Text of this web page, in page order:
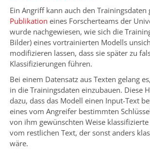
Ein Angriff kann auch den Trainingsdaten
Publikation eines Forscherteams der
wurde nachgewiesen, wie sich die
Bilder) eines vortrainierten Modells
modifizieren lassen, dass sie später zu
Klassifizierungen führen.
Bei einem Datensatz aus Texten gelang
in die Trainingsdaten einzubauen. Diese
dazu, dass das Modell einen Input-Text
eines vom Angreifer bestimmten
von ihm gewünschten Weise
vom restlichen Text, der sonst anders
wäre.